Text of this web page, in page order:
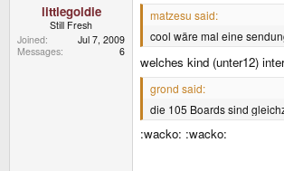
littlegoldie
Still Fresh
Joined
Jul 7, 2009
Messages
6
matzesu said:
cool wäre mal eine
welches kind (unter12)
grond said:
die 105 Boards sind
:wacko: :wacko: